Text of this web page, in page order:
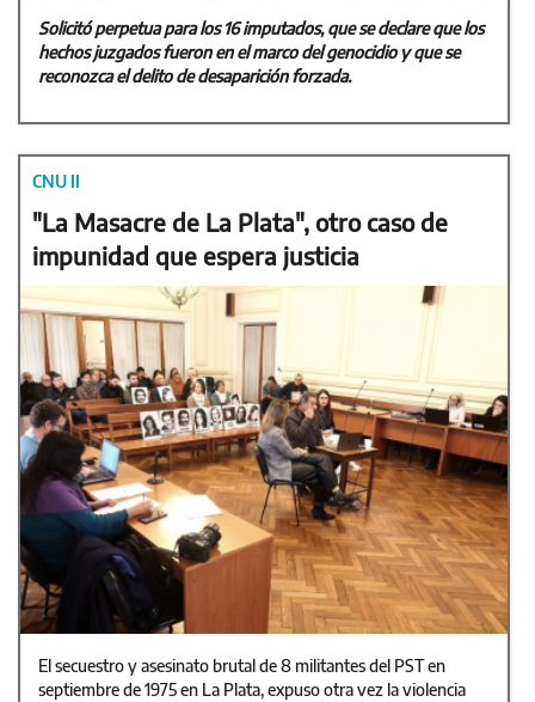
Solicitó perpetua para los 16 imputados, que se declare que los
hechos juzgados fueron en el marco del genocidio y que se
reconozca el delito de desaparición forzada.
CNU II
"La Masacre de La Plata", otro caso de
impunidad que espera justicia
El secuestro y asesinato brutal de 8 militantes del PST en
septiembre de 1975 en La Plata, expuso otra vez la violencia